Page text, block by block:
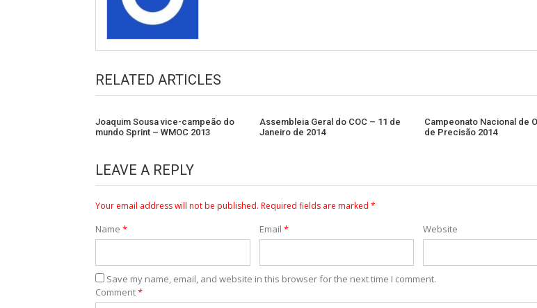
RELATED ARTICLES
Joaquim Sousa vice-campeão do
mundo Sprint – WMOC 2013
Assembleia Geral do COC – 11 de
Janeiro de 2014
Campeonato Nacional de
de Precisão 2014
LEAVE A REPLY
Your email address will not be published. Required fields are marked *
Name * Email * Website
Save my name, email, and website in this browser for the next time I comment.
Comment*